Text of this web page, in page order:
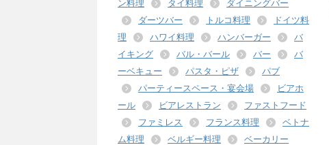
ン料理
タイ料理
ダイニングバー
ダーツバー
トルコ料理
ドイツ料
理
ハワイ料理 ハンバーガー
バ
イキング
バル・バール バー
バ
ーベキュー
パスタ・ピザ
パブ
パーティースペース・宴会場
ビアホ
ール
ビアレストラン
ファストフード
ファミレス
フランス料理
ベトナ
ム料理
ベルギー料理
ベーカリー